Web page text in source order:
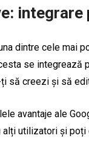
dintre cele mai
se integrează
să creezi și să
avantaje ale
utilizatori și poți